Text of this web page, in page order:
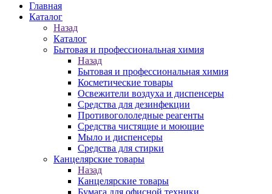
Главная
Каталог
Назад
Каталог
Бытовая и профессиональная химия
Назад
Бытовая и профессиональная химия
Косметические товары
Освежители воздуха и диспенсеры
Средства для дезинфекции
Противогололедные реагенты
Средства чистящие и моющие
Мыло и диспенсеры
Средства для стирки
Канцелярские товары
Назад
Канцелярские товары
Бумага для офисной техники